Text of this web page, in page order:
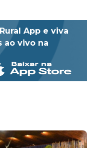
App e viva
ao vivo na